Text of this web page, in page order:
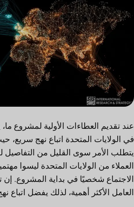
عند تقديم العطاءات الأولية لمشروع
في الولايات المتحدة اتباع نهج سريع،
يتطلب الأمر سوى القليل من التفاصيل
العملاء من الولايات المتحدة ليسوا
الاجتماع شخصيًا في بداية المشروع.
العامل الأكثر أهمية، لذلك يفضل اتباع